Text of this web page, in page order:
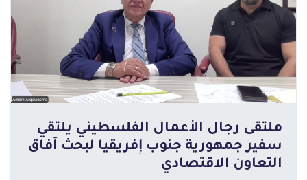
ملتقى رجال الأعمال الفلسطيني يلتقي
سفير جمهورية جنوب إفريقيا لبحث آفاق
التعاون الاقتصادي